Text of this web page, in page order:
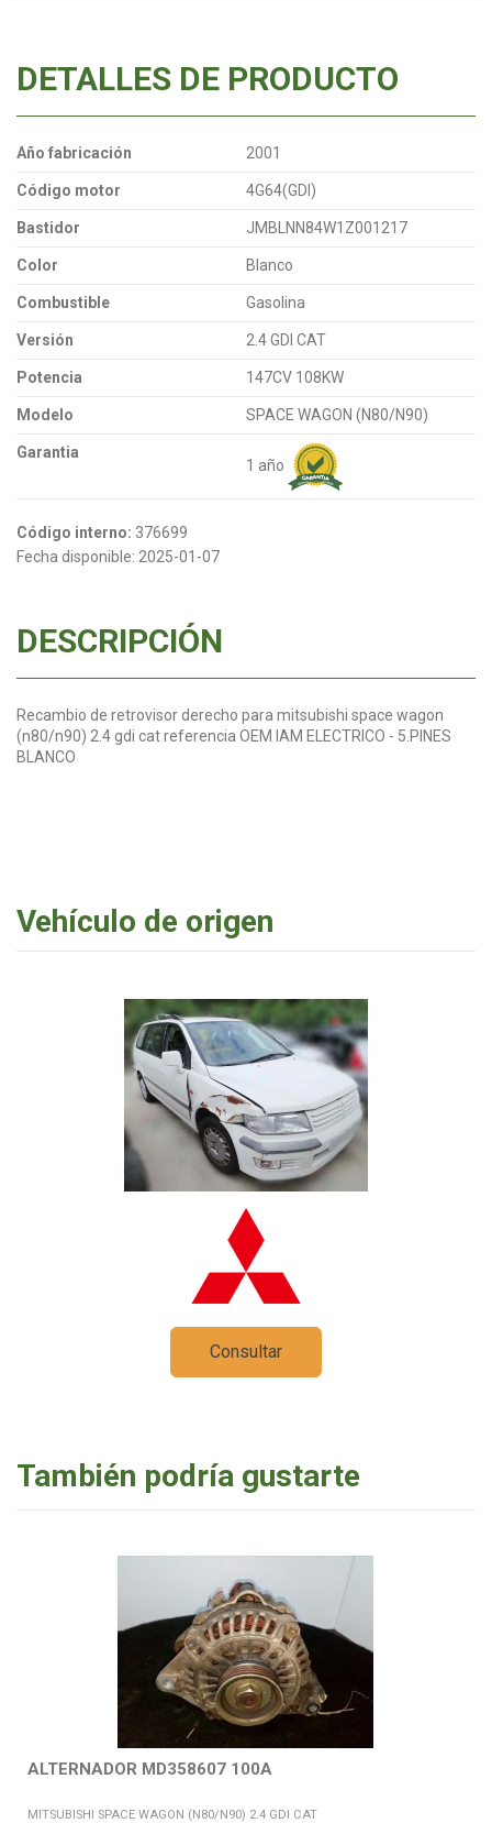
DETALLES DE PRODUCTO
Año fabricación 2001
Código motor 4G64(GDI)
Bastidor JMBLNN84W1Z001217
Color Blanco
Combustible Gasolina
Versión 2.4 GDI CAT
Potencia 147CV 108KW
Modelo SPACE WAGON (N80/N90)
Garantia
1 año
Código interno: 376699
Fecha disponible: 2025-01-07
DESCRIPCIÓN
Recambio de retrovisor derecho para mitsubishi space wagon
(n80/n90) 2.4 gdi cat referencia OEM IAM ELECTRICO - 5.PINES
BLANCO
Vehículo de origen
Consultar
También podría gustarte
ALTERNADOR MD358607 100A
MITSUBISHI SPACE WAGON (N80/N90) 2.4 GDI CAT